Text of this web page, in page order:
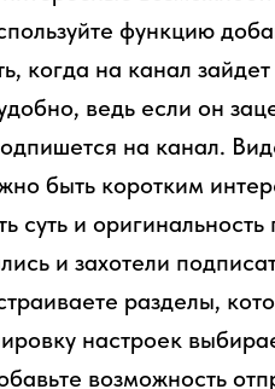
функцию
когда на канал
ведь если он
на канал.
быть коротким
суть и
и захотели
разделы,
настроек
возможность